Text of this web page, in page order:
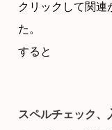
クリックして関連
た。
すると
スペルチェック、